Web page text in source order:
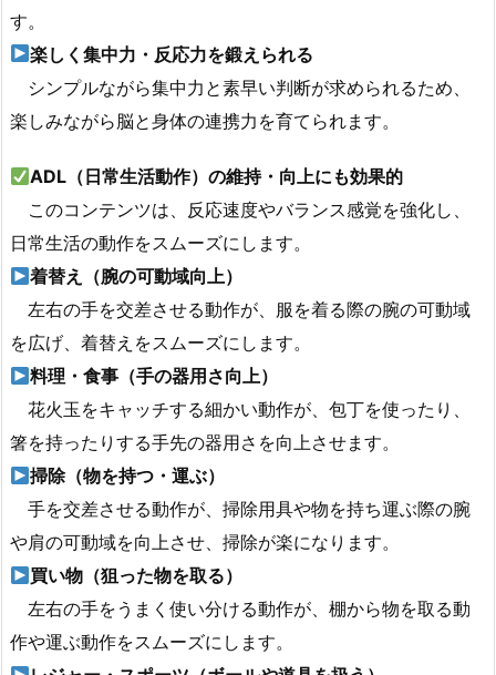
す。
楽しく集中力・反応力を鍛えられる
シンプルながら集中力と素早い判断が求められるため、
楽しみながら脳と身体の連携力を育てられます。
ADL（日常生活動作）の維持・向上にも効果的
このコンテンツは、反応速度やバランス感覚を強化し、
日常生活の動作をスムーズにします。
着替え（腕の可動域向上）
左右の手を交差させる動作が、服を着る際の腕の可動域
を広げ、着替えをスムーズにします。
料理・食事（手の器用さ向上）
花火玉をキャッチする細かい動作が、包丁を使ったり、
箸を持ったりする手先の器用さを向上させます。
掃除（物を持つ・運ぶ）
手を交差させる動作が、掃除用具や物を持ち運ぶ際の腕
や肩の可動域を向上させ、掃除が楽になります。
買い物（狙った物を取る）
左右の手をうまく使い分ける動作が、棚から物を取る動
作や運ぶ動作をスムーズにします。